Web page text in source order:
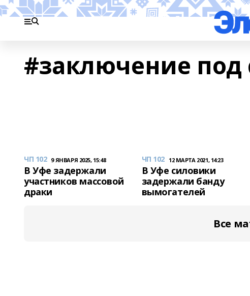
#заключение под
ЧП 102 9 ЯНВАРЯ 2025, 15:48
В Уфе задержали
участников массовой
драки
ЧП 102 12 МАРТА 2021, 14:23
В Уфе силовики
задержали банду
вымогателей
Все